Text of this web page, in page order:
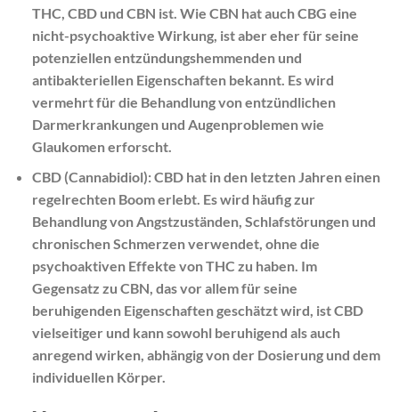
THC, CBD und CBN ist. Wie CBN hat auch CBG eine
nicht-psychoaktive Wirkung, ist aber eher für seine
potenziellen entzündungshemmenden und
antibakteriellen Eigenschaften bekannt. Es wird
vermehrt für die Behandlung von entzündlichen
Darmerkrankungen und Augenproblemen wie
Glaukomen erforscht.
CBD (Cannabidiol): CBD hat in den letzten Jahren einen
regelrechten Boom erlebt. Es wird häufig zur
Behandlung von Angstzuständen, Schlafstörungen und
chronischen Schmerzen verwendet, ohne die
psychoaktiven Effekte von THC zu haben. Im
Gegensatz zu CBN, das vor allem für seine
beruhigenden Eigenschaften geschätzt wird, ist CBD
vielseitiger und kann sowohl beruhigend als auch
anregend wirken, abhängig von der Dosierung und dem
individuellen Körper.